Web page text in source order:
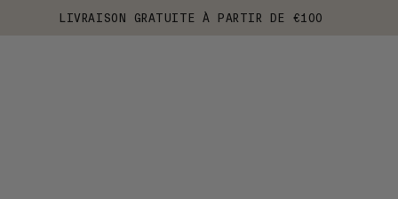
LIVRAISON GRATUITE À PARTIR DE €100